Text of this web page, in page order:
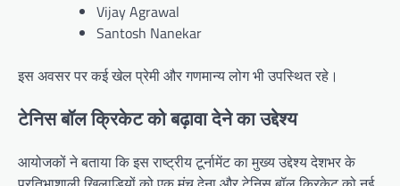
Vijay Agrawal
Santosh Nanekar
इस अवसर पर कई खेल प्रेमी और गणमान्य लोग भी उपस्थित रहे।
टेनिस बॉल क्रिकेट को बढ़ावा देने का उद्देश्य
आयोजकों ने बताया कि इस राष्ट्रीय टूर्नामेंट का मुख्य उद्देश्य देशभर के